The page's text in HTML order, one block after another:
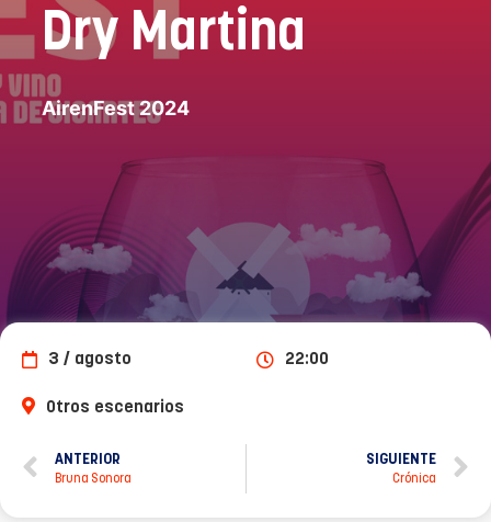
Dry Martina
AirenFest 2024
3 / agosto 22:00
Otros escenarios
ANTERIOR
Bruna Sonora
SIGUIENTE
Crónica